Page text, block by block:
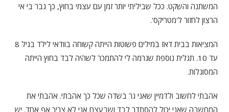
המשתנה והשקט. ככל שביליתי יותר זמן עם עצמי בחוץ, כך גבר בי אי
הרצון לחזור ל'מטריקס'.
המציאות בבית דאז במילים פשוטות הייתה קשוחה בוודאי לילד בגיל 8
עד 10. תגלית נוספת שגרמה לי להתמכר לשהיה לבד בחוץ הייתה
המסוגלות.
אהבתי לחשוב ולדמיין שאני גר בשדה שכל כך אהבתי. אהבתי את
המחשבה שאני יכול להסתדר לבד ושבעצם אני לא צריך אף אחד. יש